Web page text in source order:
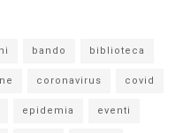
bando biblioteca
coronavirus covid
epidemia eventi